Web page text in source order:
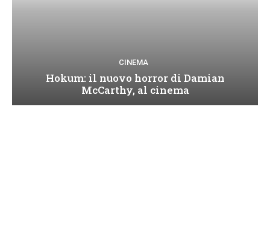
CINEMA
Hokum: il nuovo horror di Damian
McCarthy, al cinema